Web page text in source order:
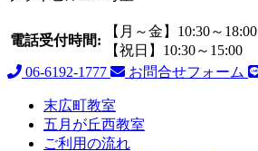
電話受付時間:
【月～金】10:30～18:00
【祝日】10:30～15:00
06-6192-1777
お問合せフォーム
末広町教室
五月が丘西教室
ご利用の流れ